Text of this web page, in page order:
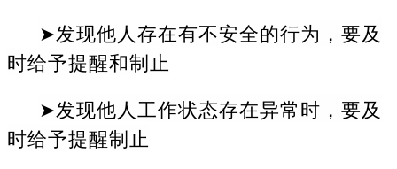
➤发现他人存在有不安全的行为，要及
时给予提醒和制止
➤发现他人工作状态存在异常时，要及
时给予提醒制止